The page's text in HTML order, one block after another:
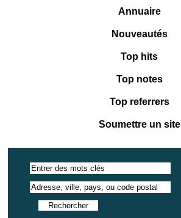
Annuaire
Nouveautés
Top hits
Top notes
Top referrers
Soumettre un site